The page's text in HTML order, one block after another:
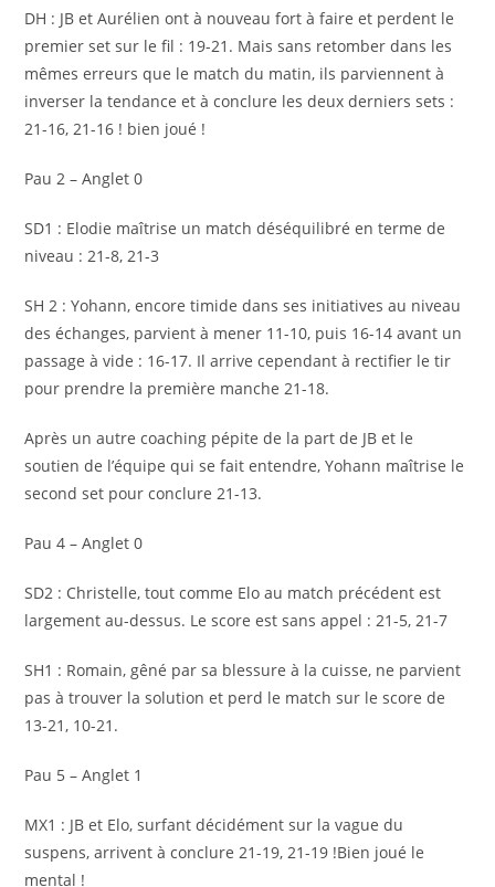
DH : JB et Aurélien ont à nouveau fort à faire et perdent le
premier set sur le fil : 19-21. Mais sans retomber dans les
mêmes erreurs que le match du matin, ils parviennent à
inverser la tendance et à conclure les deux derniers sets :
21-16, 21-16 ! bien joué !
Pau 2 – Anglet 0
SD1 : Elodie maîtrise un match déséquilibré en terme de
niveau : 21-8, 21-3
SH 2 : Yohann, encore timide dans ses initiatives au niveau
des échanges, parvient à mener 11-10, puis 16-14 avant un
passage à vide : 16-17. Il arrive cependant à rectifier le tir
pour prendre la première manche 21-18.
Après un autre coaching pépite de la part de JB et le
soutien de l’équipe qui se fait entendre, Yohann maîtrise le
second set pour conclure 21-13.
Pau 4 – Anglet 0
SD2 : Christelle, tout comme Elo au match précédent est
largement au-dessus. Le score est sans appel : 21-5, 21-7
SH1 : Romain, gêné par sa blessure à la cuisse, ne parvient
pas à trouver la solution et perd le match sur le score de
13-21, 10-21.
Pau 5 – Anglet 1
MX1 : JB et Elo, surfant décidément sur la vague du
suspens, arrivent à conclure 21-19, 21-19 !Bien joué le
mental !